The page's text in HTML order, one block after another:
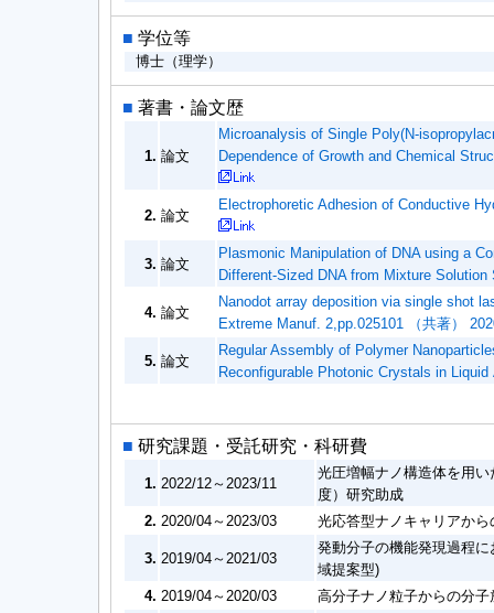
■ 学位等
博士（理学）
■ 著書・論文歴
1. 論文
Microanalysis of Single Poly(N-
Dependence of Growth and Chemical
2. 論文
Electrophoretic Adhesion of Conductive
3. 論文
Plasmonic Manipulation of DNA using a
Different-Sized DNA from Mixture
4. 論文
Nanodot array deposition via single shot
Extreme Manuf. 2,pp.025101 （共著）
5. 論文
Regular Assembly of Polymer
Reconfigurable Photonic Crystals in
■ 研究課題・受託研究・科研費
1. 2022/12～2023/11
光圧増幅ナノ構造体を用
度）研究助成
2. 2020/04～2023/03 光応答型ナノキャリアか
3. 2019/04～2021/03
発動分子の機能発現過程
域提案型)
4. 2019/04～2020/03 高分子ナノ粒子からの分